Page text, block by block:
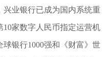
兴业银行已成为国内系统重
家数字人民币指定运营机
银行1000强和《财富》世